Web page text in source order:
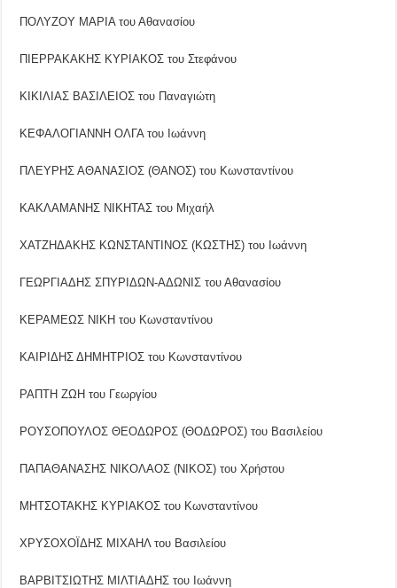
ΠΟΛΥΖΟΥ ΜΑΡΙΑ του Αθανασίου
ΠΙΕΡΡΑΚΑΚΗΣ ΚΥΡΙΑΚΟΣ του Στεφάνου
ΚΙΚΙΛΙΑΣ ΒΑΣΙΛΕΙΟΣ του Παναγιώτη
ΚΕΦΑΛΟΓΙΑΝΝΗ ΟΛΓΑ του Ιωάννη
ΠΛΕΥΡΗΣ ΑΘΑΝΑΣΙΟΣ (ΘΑΝΟΣ) του Κωνσταντίνου
ΚΑΚΛΑΜΑΝΗΣ ΝΙΚΗΤΑΣ του Μιχαήλ
ΧΑΤΖΗΔΑΚΗΣ ΚΩΝΣΤΑΝΤΙΝΟΣ (ΚΩΣΤΗΣ) του Ιωάννη
ΓΕΩΡΓΙΑΔΗΣ ΣΠΥΡΙΔΩΝ-ΑΔΩΝΙΣ του Αθανασίου
ΚΕΡΑΜΕΩΣ ΝΙΚΗ του Κωνσταντίνου
ΚΑΙΡΙΔΗΣ ΔΗΜΗΤΡΙΟΣ του Κωνσταντίνου
ΡΑΠΤΗ ΖΩΗ του Γεωργίου
ΡΟΥΣΟΠΟΥΛΟΣ ΘΕΟΔΩΡΟΣ (ΘΟΔΩΡΟΣ) του Βασιλείου
ΠΑΠΑΘΑΝΑΣΗΣ ΝΙΚΟΛΑΟΣ (ΝΙΚΟΣ) του Χρήστου
ΜΗΤΣΟΤΑΚΗΣ ΚΥΡΙΑΚΟΣ του Κωνσταντίνου
ΧΡΥΣΟΧΟΪΔΗΣ ΜΙΧΑΗΛ του Βασιλείου
ΒΑΡΒΙΤΣΙΩΤΗΣ ΜΙΛΤΙΑΔΗΣ του Ιωάννη